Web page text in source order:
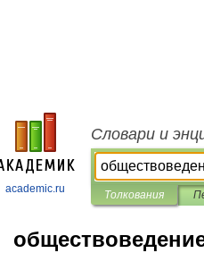
academic.ru
Словари и
Толкования